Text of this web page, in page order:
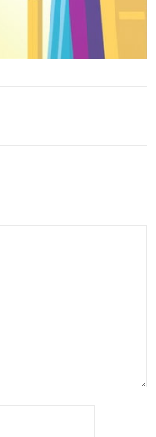
libre – 2025
del Estado - 2024
Social - 2024
– 2025